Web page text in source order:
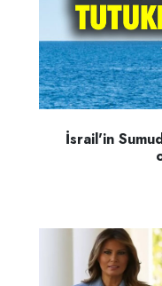
İsrail'in